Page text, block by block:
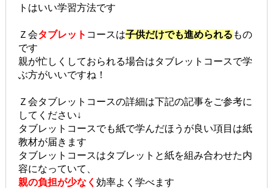
トはいい学習方法です
Ｚ会タブレット コースは子供だけでも進められる もの
です
親が忙しくしておられる場合はタブレットコースで学
ぶ方がいいですね！
Ｚ会タブレットコースの詳細は下記の記事をご参考に
してください↓
タブレットコースでも紙で学んだほうが良い項目は紙
教材が届きます
タブレットコースはタブレットと紙を組み合わせた内
容になっていて、
親の負担が少なく 効率よく学べます